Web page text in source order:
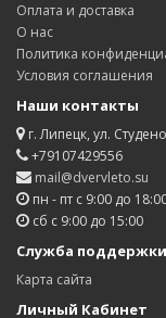
Оплата и доставка
О нас
Политика
Условия соглашения
Наши контакты
г. Липецк, ул.
+79107429556
mail@dvervleto.su
пн - пт с 9:00 до
сб с 9:00 до 15:00
Служба поддержки
Карта сайта
Личный Кабинет